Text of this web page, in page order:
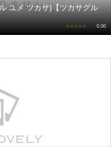
ユメ ツカサ)【ツカサグル
☆☆☆☆☆ 0.00